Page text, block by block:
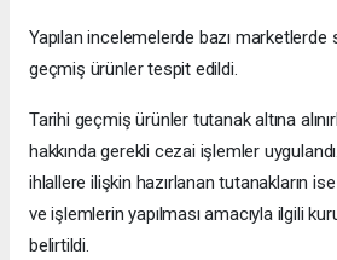
Yapılan incelemelerde bazı
geçmiş ürünler tespit edildi.
Tarihi geçmiş ürünler tutanak altına
hakkında gerekli cezai işlemler
ihlallere ilişkin hazırlanan tutanakların
ve işlemlerin yapılması amacıyla ilgili
belirtildi.